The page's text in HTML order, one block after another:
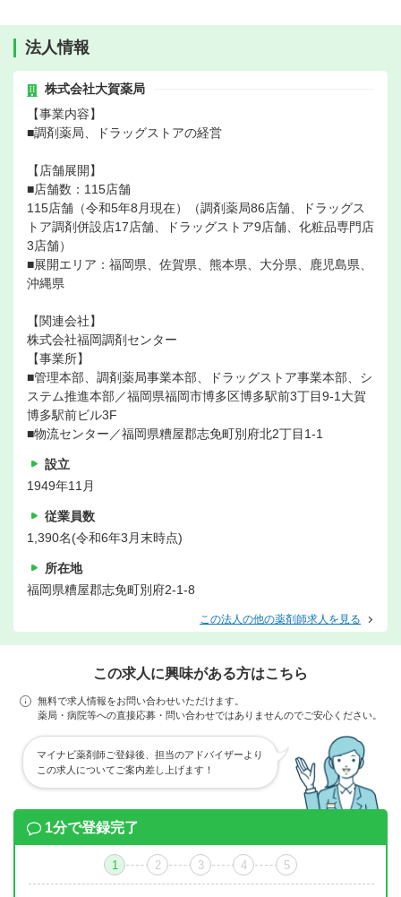
法人情報
株式会社大賀薬局
【事業内容】
■調剤薬局、ドラッグストアの経営
【店舗展開】
■店舗数：115店舗
115店舗（令和5年8月現在）（調剤薬局86店舗、ドラッグス
トア調剤併設店17店舗、ドラッグストア9店舗、化粧品専門店
3店舗）
■展開エリア：福岡県、佐賀県、熊本県、大分県、鹿児島県、
沖縄県
【関連会社】
株式会社福岡調剤センター
【事業所】
■管理本部、調剤薬局事業本部、ドラッグストア事業本部、シ
ステム推進本部／福岡県福岡市博多区博多駅前3丁目9-1大賀
博多駅前ビル3F
■物流センター／福岡県糟屋郡志免町別府北2丁目1-1
設立
1949年11月
従業員数
1,390名(令和6年3月末時点)
所在地
福岡県糟屋郡志免町別府2-1-8
この法人の他の薬剤師求人を見る
この求人に興味がある方はこちら
無料で求人情報をお問い合わせいただけます。
薬局・病院等への直接応募・問い合わせではありませんのでご安心ください。
マイナビ薬剤師ご登録後、担当のアドバイザーより
この求人についてご案内差し上げます！
1分で登録完了
1 2 3 4 5